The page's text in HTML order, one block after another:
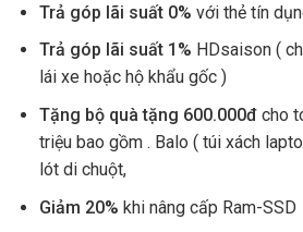
Trả góp lãi suất 0% với thẻ tín
Trả góp lãi suất 1% HDsaison (
lái xe hoặc hộ khẩu gốc )
Tặng bộ quà tặng 600.000đ cho
triệu bao gồm . Balo ( túi xách
lót di chuột,
Giảm 20% khi nâng cấp Ram-SSD